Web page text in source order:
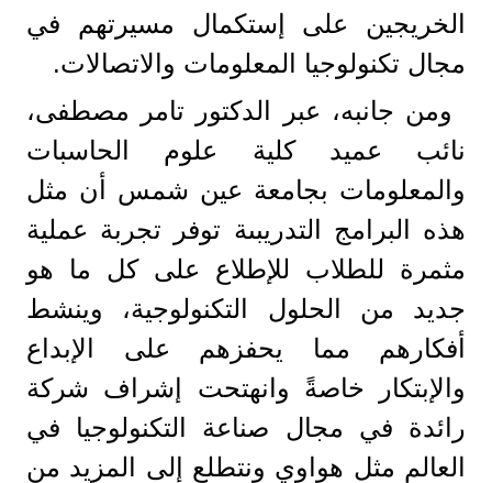
الخريجين على إستكمال مسيرتهم في
مجال تكنولوجيا المعلومات والاتصالات.
ومن جانبه، عبر الدكتور تامر مصطفى،
نائب عميد كلية علوم الحاسبات
والمعلومات بجامعة عين شمس أن مثل
هذه البرامج التدريبىة توفر تجربة عملية
مثمرة للطلاب للإطلاع على كل ما هو
جديد من الحلول التكنولوجية، وينشط
أفكارهم مما يحفزهم على الإبداع
والإبتكار خاصةً وانهتحت إشراف شركة
رائدة في مجال صناعة التكنولوجيا في
العالم مثل هواوي ونتطلع إلى المزيد من